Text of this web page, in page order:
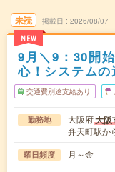
未読
NEW
掲載日 2026/08/07
9月＼9：30開
心！システム
交通費別途支給あり
勤務地 大阪府大阪
弁天町駅か
曜日頻度
月～金